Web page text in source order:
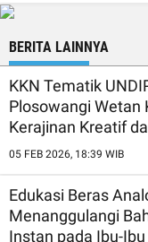
BERITA LAINNYA
KKN Tematik
Plosowangi Wetan
Kerajinan Kreatif
05 FEB 2026, 18:39 WIB
Edukasi Beras
Menanggulangi
Instan pada Ibu-